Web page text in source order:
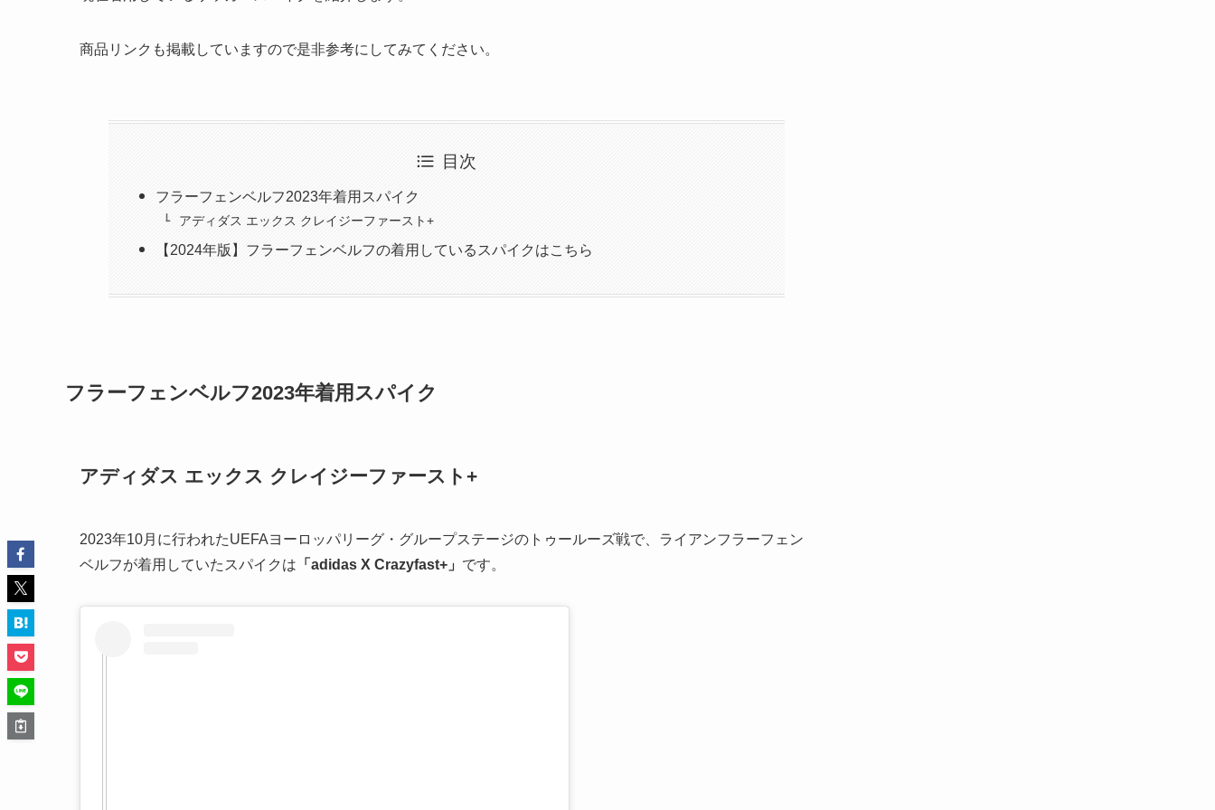
商品リンクも掲載していますので是非参考にしてみてください。
目次
フラーフェンベルフ2023年着用スパイク
アディダス エックス クレイジーファースト+
【2024年版】フラーフェンベルフの着用しているスパイクはこちら
フラーフェンベルフ2023年着用スパイク
アディダス エックス クレイジーファースト +
2023年10月に行われたUEFAヨーロッパリーグ・グループステージのトゥールーズ戦で、ライアンフラーフェン
ベルフが着用していたスパイクは 「adidas X Crazyfast+」 です。